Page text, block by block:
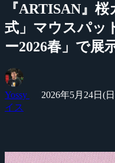
『ARTISAN』
式」マウスパッ
ー2026春」で展
Yossy 2026年5月24日(
イス